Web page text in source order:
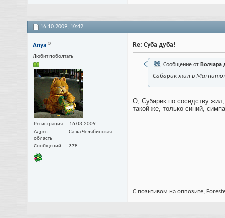
16.10.2009, 10:42
Anya
Любит поболтать
Регистрация
16.03.2009
Адрес
Сатка Челябинская
область
Сообщений
379
Re: Суба дуба!
Сообщение от Волчара
Сабарик жил в
О, Субарик по соседству
такой же, только синий,
С позитивом на оппозите,